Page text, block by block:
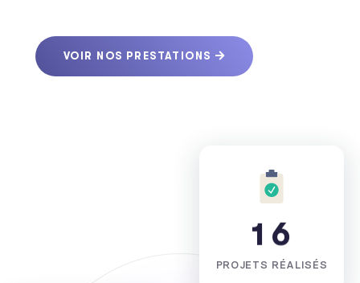
VOIR NOS PRESTATIONS
1 6
PROJETS RÉALISÉS